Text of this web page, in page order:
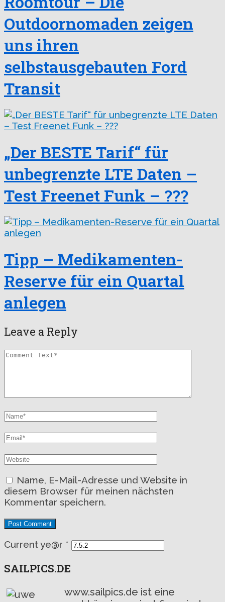
Outdoornomaden zeigen
uns ihren
selbstausgebauten Ford
Transit
„Der BESTE Tarif“ für
unbegrenzte LTE Daten –
Test Freenet Funk – ???
Tipp – Medikamenten-
Reserve für ein Quartal
anlegen
Leave a Reply
Name, E-Mail-Adresse und Website in
diesem Browser für meinen nächsten
Kommentar speichern.
Current ye@r *
SAILPICS.DE
www.sailpics.de ist eine